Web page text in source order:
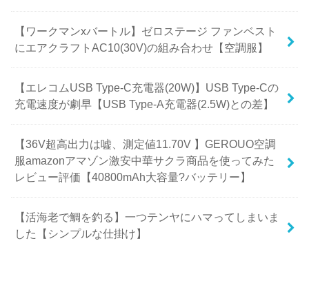
【ワークマンxバートル】ゼロステージ ファンベスト
にエアクラフトAC10(30V)の組み合わせ【空調服】
【エレコムUSB Type-C充電器(20W)】USB Type-Cの
充電速度が劇早【USB Type-A充電器(2.5W)との差】
【36V超高出力は嘘、測定値11.70V 】GEROUO空調
服amazonアマゾン激安中華サクラ商品を使ってみた
レビュー評価【40800mAh大容量?バッテリー】
【活海老で鯛を釣る】一つテンヤにハマってしまいま
した【シンプルな仕掛け】